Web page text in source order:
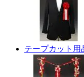
テープカット用